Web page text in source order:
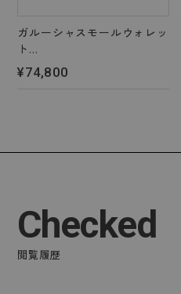
ガルーシャスモールウォレッ
ト
＊6 color's
¥74,800
Checked
閲覧履歴